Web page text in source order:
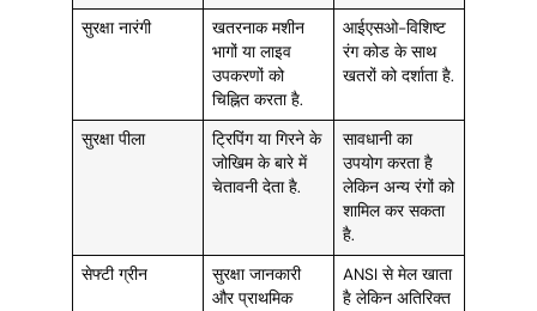
सुरक्षा नारंगी
खतरनाक मशीन
भागों या लाइव
उपकरणों को
चिह्नित करता है.
आईएसओ-विशिष्ट
रंग कोड के साथ
खतरों को दर्शाता है.
सुरक्षा पीला
ट्रिपिंग या गिरने के
जोखिम के बारे में
चेतावनी देता है.
सावधानी का
उपयोग करता है
लेकिन अन्य रंगों को
शामिल कर सकता
है.
सेफ्टी ग्रीन
सुरक्षा जानकारी
और प्राथमिक
ANSI से मेल खाता
है लेकिन अतिरिक्त